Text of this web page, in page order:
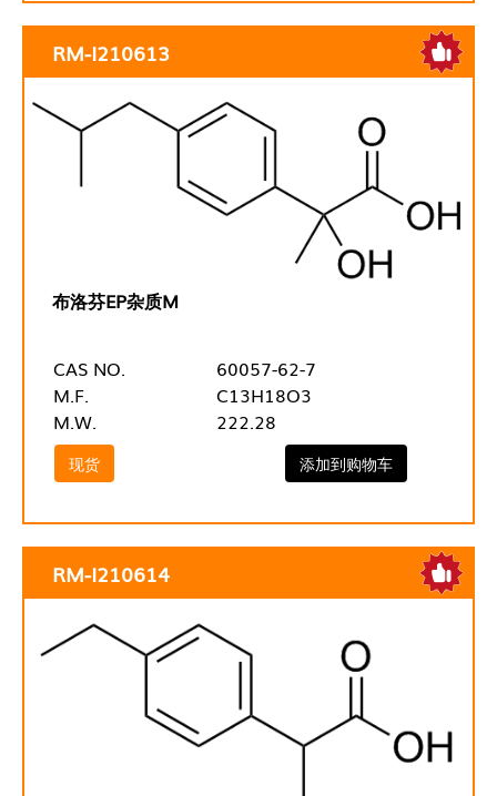
RM-I210613
布洛芬EP杂质M
CAS NO.
60057-62-7
M.F.
C13H18O3
M.W.
222.28
现货 添加到购物车
RM-I210614